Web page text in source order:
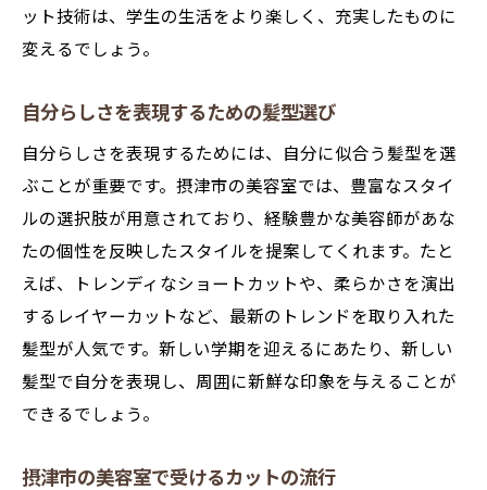
ット技術は、学生の生活をより楽しく、充実したものに
変えるでしょう。
自分らしさを表現するための髪型選び
自分らしさを表現するためには、自分に似合う髪型を選
ぶことが重要です。摂津市の美容室では、豊富なスタイ
ルの選択肢が用意されており、経験豊かな美容師があな
たの個性を反映したスタイルを提案してくれます。たと
えば、トレンディなショートカットや、柔らかさを演出
するレイヤーカットなど、最新のトレンドを取り入れた
髪型が人気です。新しい学期を迎えるにあたり、新しい
髪型で自分を表現し、周囲に新鮮な印象を与えることが
できるでしょう。
摂津市の美容室で受けるカットの流行